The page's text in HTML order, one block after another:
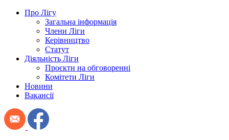
Про Лігу
Загальна інформація
Члени Ліги
Керівництво
Статут
Діяльність Ліги
Проєкти на обговоренні
Комітети Ліги
Новини
Вакансії